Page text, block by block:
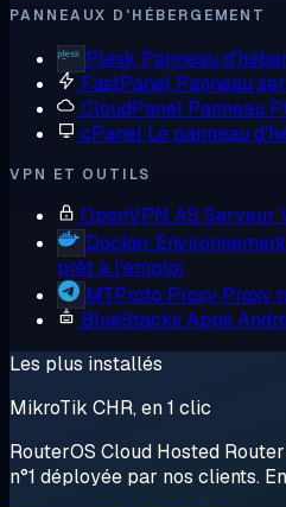
PANNEAUX D'HÉBERGEMENT
Plesk Panneau
FastPanel Panneau
CloudPanel Panneau
cPanel Le panneau
VPN ET OUTILS
OpenVPN AS Serveur
Docker
prêt à l'emploi
MTProto Proxy Proxy
BlueStacks Apps
Les plus installés
MikroTik CHR, en 1 clic
RouterOS Cloud Hosted
n°1 déployée par nos clients.